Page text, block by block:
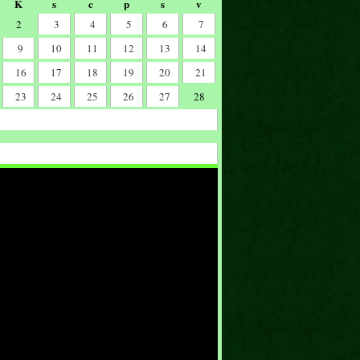
K s c p s v
2 3 4 5 6
7
9 10 11 12 13
14
16 17 18 19 20
21
23 24 25 26 27
28